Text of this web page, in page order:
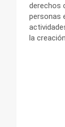
derechos
personas
la